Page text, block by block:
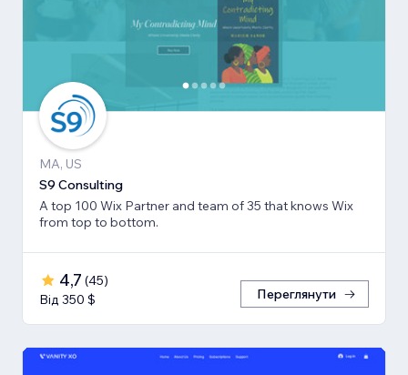
MA, US
S9 Consulting
A top 100 Wix Partner and team of 35 that knows Wix
from top to bottom.
4,7 (45)
Від 350 $
Переглянути